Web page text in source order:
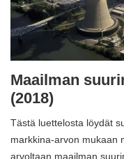
Maailman
(2018)
Tästä luettelosta löydät
markkina-arvon mukaan
arvoltaan maailman